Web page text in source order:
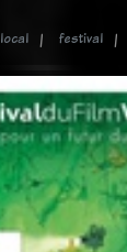
local festival